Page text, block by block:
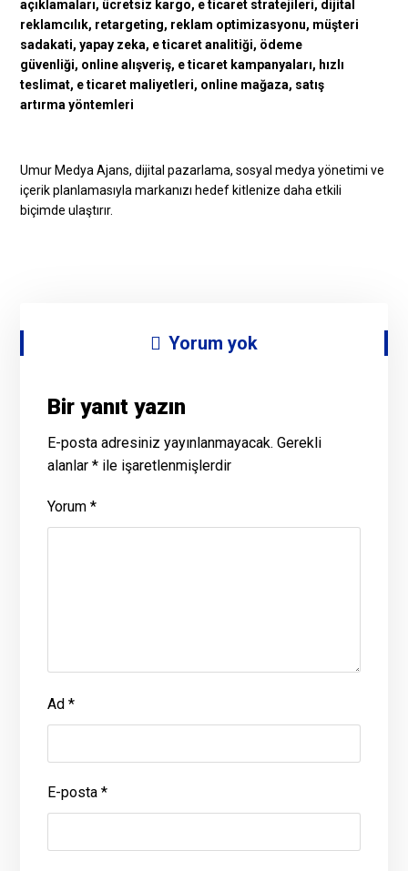
Umur Medya Ajans, dijital pazarlama, sosyal medya yönetimi ve
içerik planlamasıyla markanızı hedef kitlenize daha etkili
biçimde ulaştırır.
Yorum yok
Bir yanıt yazın
E-posta adresiniz yayınlanmayacak. Gerekli
alanlar* ile işaretlenmişlerdir
Yorum*
Ad*
E-posta*